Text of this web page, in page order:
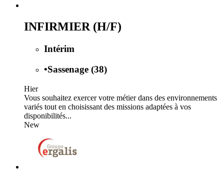
INFIRMIER (H/F)
Intérim
•Sassenage (38)
Hier
Vous souhaitez exercer votre métier dans des environnements
variés tout en choisissant des missions adaptées à vos
disponibilités...
New